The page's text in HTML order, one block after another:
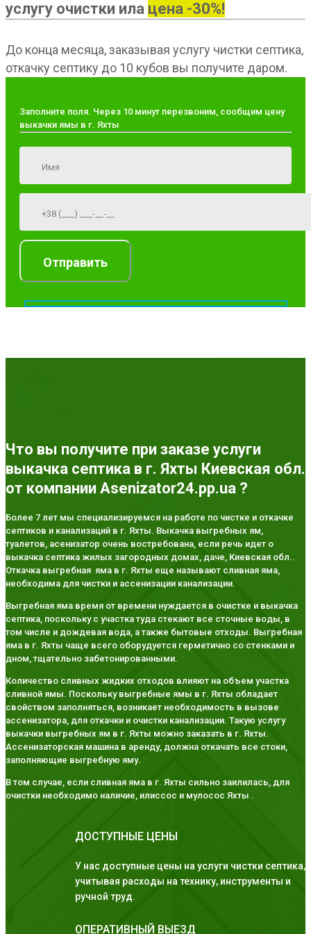
услугу очистки ила цена -30%!
До конца месяца, заказывая услугу чистки септика,
откачку септику до 10 кубов вы получите даром.
Заполните поля. Через 10 минут перезвоним, сообщим цену
выкачки ямы в г. Яхты
Что вы получите при заказе услуги
выкачка септика в г. Яхты Киевская обл.
от компании Asenizator24.pp.ua ?
Более 7 лет мы специализируемся на работе по чистке и откачке
септиков и канализаций в г. Яхты. Выкачка выгребных ям,
туалетов, асенизатор очень востребована, если речь идет о
выкачка септика жилых загородных домах, даче, Киевская обл..
Откачка выгребная яма в г. Яхты еще называют сливная яма,
необходима для чистки и ассенизации канализации.
Выгребная яма время от времени нуждается в очистке и выкачка
септика, поскольку с участка туда стекают все сточные воды, в
том числе и дождевая вода, а также бытовые отходы. Выгребная
яма в г. Яхты чаще всего оборудуется герметично со стенками и
дном, тщательно забетонированными.
Количество сливных жидких отходов влияют на объем участка
сливной ямы. Поскольку выгребные ямы в г. Яхты обладает
свойством заполняться, возникает необходимость в вызове
ассенизатора, для откачки и очистки канализации. Такую услугу
выкачки выгребных ям в г. Яхты можно заказать в г. Яхты.
Ассенизаторская машина в аренду, должна откачать все стоки,
заполняющие выгребную яму.
В том случае, если сливная яма в г. Яхты сильно заилилась, для
очистки необходимо наличие, илиссос и мулосос Яхты .
ДОСТУПНЫЕ ЦЕНЫ
У нас доступные цены на услуги чистки септика,
учитывая расходы на технику, инструменты и
ручной труд.
ОПЕРАТИВНЫЙ ВЫЕЗД